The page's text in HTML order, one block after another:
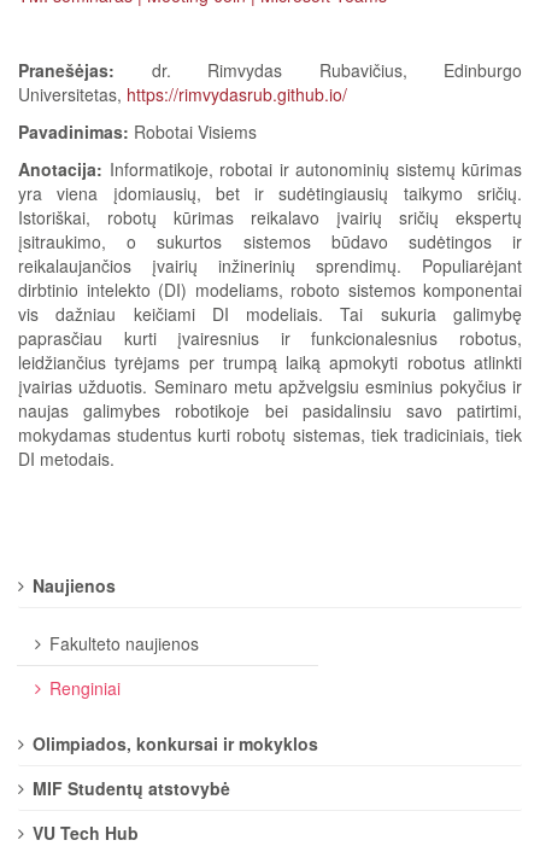
Pranešėjas: dr. Rimvydas Rubavičius, Edinburgo
Universitetas, https://rimvydasrub.github.io/
Pavadinimas: Robotai Visiems
Anotacija: Informatikoje, robotai ir autonominių sistemų kūrimas
yra viena įdomiausių, bet ir sudėtingiausių taikymo sričių.
Istoriškai, robotų kūrimas reikalavo įvairių sričių ekspertų
įsitraukimo, o sukurtos sistemos būdavo sudėtingos ir
reikalaujančios įvairių inžinerinių sprendimų. Populiarėjant
dirbtinio intelekto (DI) modeliams, roboto sistemos komponentai
vis dažniau keičiami DI modeliais. Tai sukuria galimybę
paprasčiau kurti įvairesnius ir funkcionalesnius robotus,
leidžiančius tyrėjams per trumpą laiką apmokyti robotus atlinkti
įvairias užduotis. Seminaro metu apžvelgsiu esminius pokyčius ir
naujas galimybes robotikoje bei pasidalinsiu savo patirtimi,
mokydamas studentus kurti robotų sistemas, tiek tradiciniais, tiek
DI metodais.
Naujienos
Fakulteto naujienos
Renginiai
Olimpiados, konkursai ir mokyklos
MIF Studentų atstovybė
VU Tech Hub